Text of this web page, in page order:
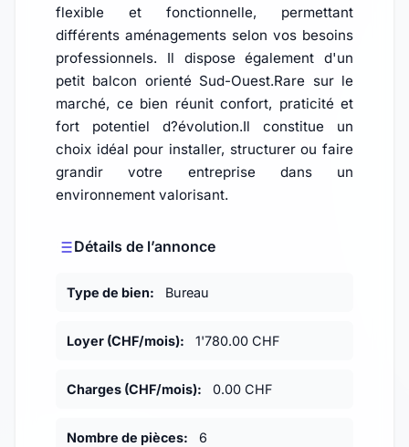
flexible et fonctionnelle, permettant
différents aménagements selon vos besoins
professionnels. Il dispose également d'un
petit balcon orienté Sud-Ouest.Rare sur le
marché, ce bien réunit confort, praticité et
fort potentiel d?évolution.Il constitue un
choix idéal pour installer, structurer ou faire
grandir votre entreprise dans un
environnement valorisant.
Détails de l’annonce
Type de bien: Bureau
Loyer (CHF/mois): 1'780.00 CHF
Charges (CHF/mois): 0.00 CHF
Nombre de pièces: 6